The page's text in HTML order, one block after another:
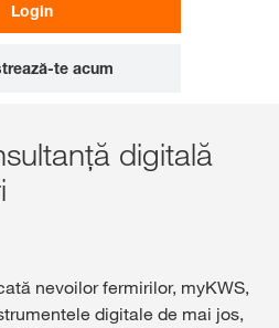
Login
te acum
digitală
nevoilor fermirilor, myKWS,
digitale de mai jos,